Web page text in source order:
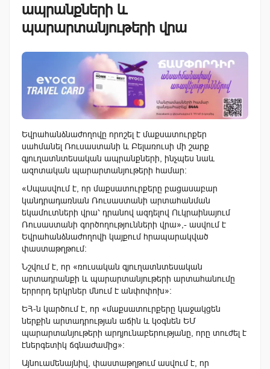
ապրանքների և
պարարտանյութերի վրա
Եվրահանձնաժողովը որոշել է մաքսատուրքեր
սահմանել Ռուսաստանի և Բելառուսի մի շարք
գյուղատնտեսական ապրանքների, ինչպես նաև
ազոտական ​​պարարտանյութերի համար:
«Սպասվում է, որ մաքսատուրքերը բացասաբար
կանդրադառնան Ռուսաստանի արտահանման
եկամուտների վրա՝ դրանով ազդելով Ուկրաինայում
Ռուսաստանի գործողությունների վրա»,- ասվում է
Եվրահանձնաժողովի կայքում հրապարակված
փաստաթղթում:
Նշվում է, որ «ռուսական գյուղատնտեսական
արտադրանքի և պարարտանյութերի արտահանումը
երրորդ երկրներ մնում է անփոփոխ»:
ԵՀ-ն կարծում է, որ «մաքսատուրքերը կաջակցեն
ներքին արտադրության աճին և կօգնեն ԵՄ
պարարտանյութերի արդյունաբերությանը, որը տուժել է
էներգետիկ ճգնաժամից»:
Այնուամենայնիվ, փաստաթղթում ասվում է, որ